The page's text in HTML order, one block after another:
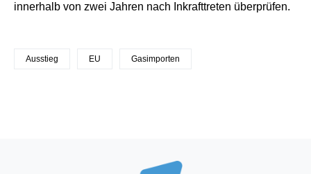
innerhalb von zwei Jahren nach Inkrafttreten überprüfen.
Ausstieg EU Gasimporten